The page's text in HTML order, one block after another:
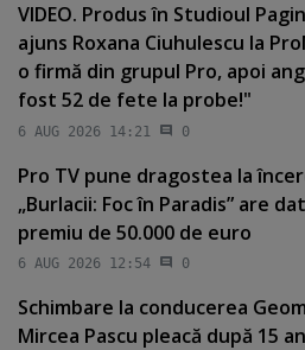
VIDEO. Produs în Studioul
ajuns Roxana Ciuhulescu la
o firmă din grupul Pro, apoi
fost 52 de fete la probe!"
6 AUG 2026 14:21 0
Pro TV pune dragostea la
„Burlacii: Foc în Paradis” are
premiu de 50.000 de euro
6 AUG 2026 12:54 0
Schimbare la conducerea
Mircea Pascu pleacă după 15